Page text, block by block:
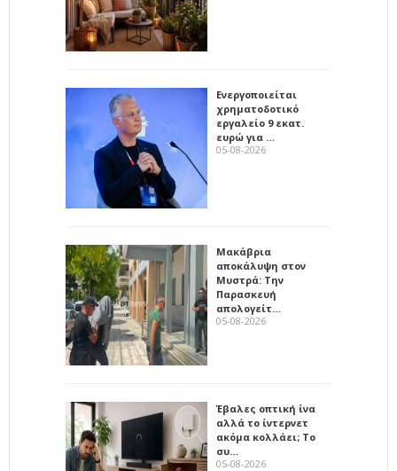
Ενεργοποιείται
χρηματοδοτικό
εργαλείο 9 εκατ.
ευρώ για …
05-08-2026
Μακάβρια
αποκάλυψη στον
Μυστρά: Την
Παρασκευή
απολογείτ…
05-08-2026
Έβαλες οπτική ίνα
αλλά το ίντερνετ
ακόμα κολλάει; Το
συ…
05-08-2026